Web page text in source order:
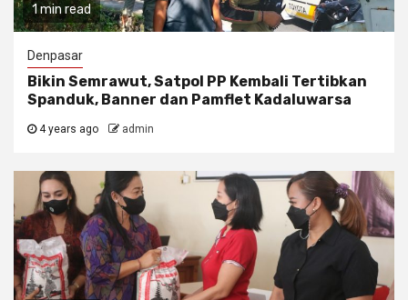
1 min read
Denpasar
Bikin Semrawut, Satpol PP Kembali Tertibkan
Spanduk, Banner dan Pamflet Kadaluwarsa
4 years ago admin